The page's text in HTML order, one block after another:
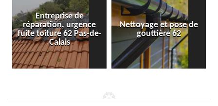
Nettoyage et pose de
gouttière 62
Pose et réparation de
velux 62